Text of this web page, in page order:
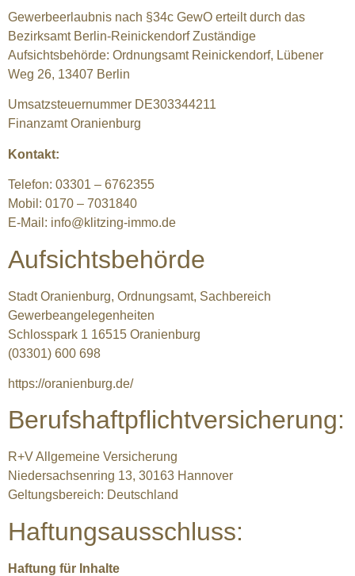
Gewerbeerlaubnis nach §34c GewO erteilt durch das
Bezirksamt Berlin-Reinickendorf Zuständige
Aufsichtsbehörde: Ordnungsamt Reinickendorf, Lübener
Weg 26, 13407 Berlin
Umsatzsteuernummer DE303344211
Finanzamt Oranienburg
Kontakt:
Telefon: 03301 – 6762355
Mobil: 0170 – 7031840
E-Mail: info@klitzing-immo.de
Aufsichtsbehörde
Stadt Oranienburg, Ordnungsamt, Sachbereich
Gewerbeangelegenheiten
Schlosspark 1 16515 Oranienburg
(03301) 600 698
https://oranienburg.de/
Berufshaftpflichtversicherung:
R+V Allgemeine Versicherung
Niedersachsenring 13, 30163 Hannover
Geltungsbereich: Deutschland
Haftungsausschluss:
Haftung für Inhalte